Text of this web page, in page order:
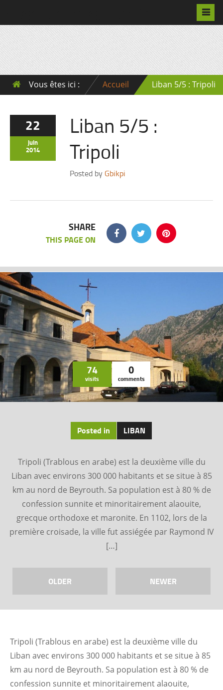
Vous êtes ici : Accueil Liban 5/5 : Tripoli
22
juin
2014
Liban 5/5 :
Tripoli
Posted by Gbikpi
SHARE
THIS PAGE ON
74
visits
0
comments
Posted in LIBAN
Tripoli (Trablous en arabe) est la deuxième ville du
Liban avec environs 300 000 habitants et se situe à 85
km au nord de Beyrouth. Sa population est à 80 % de
confession sunnite et minoritairement alaouite,
grecque orthodoxe et maronite. En 1102, lors de la
première croisade, la ville fut assiégée par Raymond IV
[…]
OLDER NEWER
Tripoli (Trablous en arabe) est la deuxième ville du
Liban avec environs 300 000 habitants et se situe à 85
km au nord de Beyrouth. Sa population est à 80 % de
confession sunnite et minoritairement alaouite,